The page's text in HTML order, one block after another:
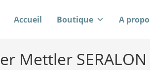
Accueil Boutique A
Mettler